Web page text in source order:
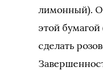
лимонный).
этой
сделать